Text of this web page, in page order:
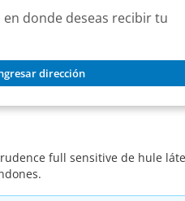
donde deseas recibir tu
dirección
Condón, 3
full sensitive de hule